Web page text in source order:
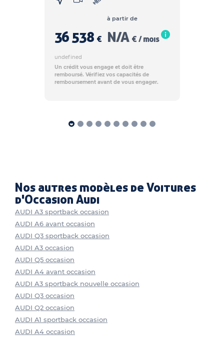
36 538 €
à partir de
N/A € / mois
undefined
Un crédit vous engage et doit être
remboursé. Vérifiez vos capacités de
remboursement avant de vous engager.
Nos autres modèles de Voitures
d'Occasion Audi
AUDI A3 sportback occasion
AUDI A6 avant occasion
AUDI Q3 sportback occasion
AUDI A3 occasion
AUDI Q5 occasion
AUDI A4 avant occasion
AUDI A3 sportback nouvelle occasion
AUDI Q3 occasion
AUDI Q2 occasion
AUDI A1 sportback occasion
AUDI A4 occasion